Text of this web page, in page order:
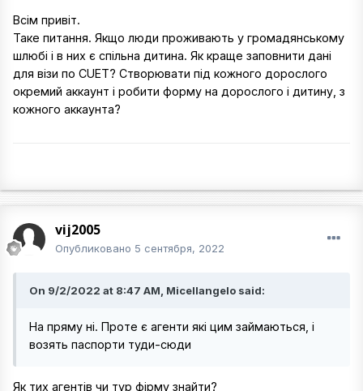
Всім привіт.
Таке питання. Якщо люди проживають у громадянському
шлюбі і в них є спільна дитина. Як краще заповнити дані
для візи по CUET? Створювати під кожного дорослого
окремий аккаунт і робити форму на дорослого і дитину, з
кожного аккаунта?
vij2005
Опубликовано 5 сентября, 2022
On 9/2/2022 at 8:47 AM, Micellangelo said:
На пряму ні. Проте є агенти які цим займаються, і
возять паспорти туди-сюди
Як тих агентів чи тур фірму знайти?